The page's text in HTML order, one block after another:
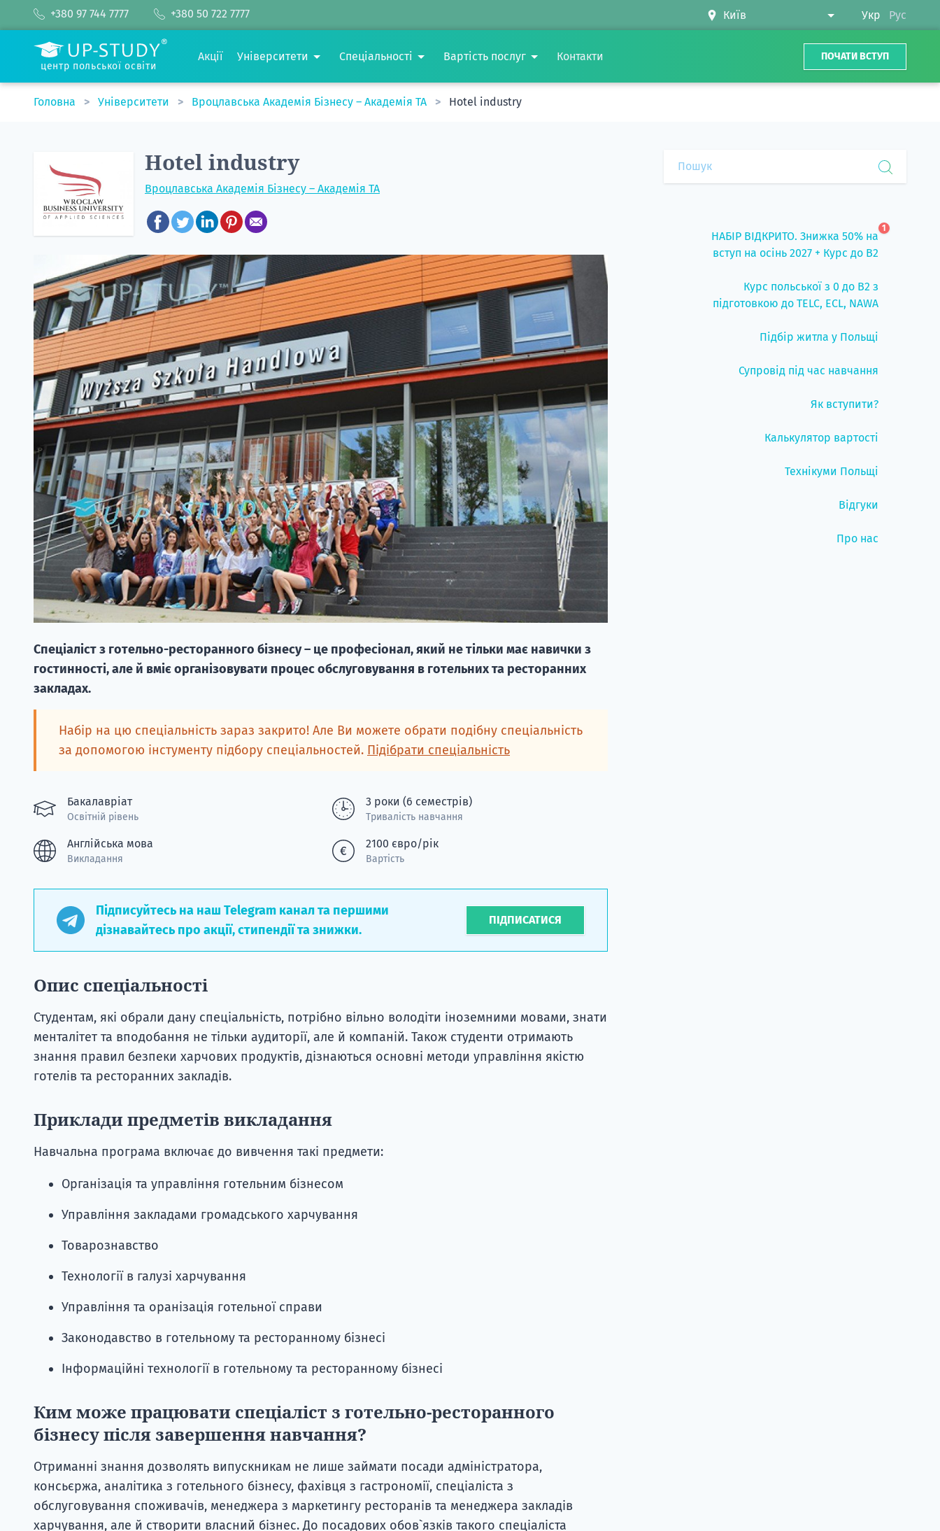
+380 97 744 7777 +380 50 722 7777 Укр Рус
центр польської освіти
Акції Університети Спеціальності Вартість послуг Контакти ПОЧАТИ ВСТУП
Головна Університети Вроцлавська Академія Бізнесу – Академія TA Hotel industry
Hotel industry
Вроцлавська Академія Бізнесу – Академія TA
Спеціаліст з готельно-ресторанного бізнесу – це професіонал, який не тільки має навички з
гостинності, але й вміє організовувати процес обслуговування в готельних та ресторанних
закладах.
Набір на цю спеціальність зараз закрито! Але Ви можете обрати подібну спеціальність
за допомогою інстументу підбору спеціальностей. Підібрати спеціальність
Бакалавріат
Освітній рівень
3 роки (6 семестрів)
Тривалість навчання
Англійська мова
Викладання
2100 євро/рік
Вартість
Підписуйтесь на наш Telegram канал та першими
дізнавайтесь про акції, стипендії та знижки.
ПІДПИСАТИСЯ
Опис спеціальності
Студентам, які обрали дану спеціальність, потрібно вільно володіти іноземними мовами, знати
менталітет та вподобання не тільки аудиторії, але й компаній. Також студенти отримають
знання правил безпеки харчових продуктів, дізнаються основні методи управління якістю
готелів та ресторанних закладів.
Приклади предметів викладання
Навчальна програма включає до вивчення такі предмети:
Організація та управління готельним бізнесом
Управління закладами громадського харчування
Товарознавство
Технології в галузі харчування
Управління та оранізація готельної справи
Законодавство в готельному та ресторанному бізнесі
Інформаційні технології в готельному та ресторанному бізнесі
Ким може працювати спеціаліст з готельно-ресторанного
бізнесу після завершення навчання?
Отриманні знання дозволять випускникам не лише займати посади адміністратора,
консьєржа, аналітика з готельного бізнесу, фахівця з гастрономії, спеціаліста з
обслуговування споживачів, менеджера з маркетингу ресторанів та менеджера закладів
харчування, але й створити власний бізнес. До посадових обов`язків такого спеціаліста
НАБІР ВІДКРИТО. Знижка 50% на
вступ на осінь 2027 + Курс до B2
1
Курс польської з 0 до B2 з
підготовкою до TELC, ECL, NAWA
Підбір житла у Польщі
Супровід під час навчання
Як вступити?
Калькулятор вартості
Технікуми Польщі
Відгуки
Про нас